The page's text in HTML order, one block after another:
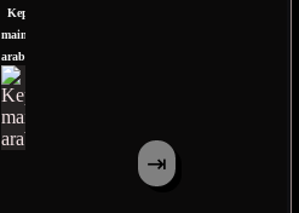
Kepulitkin
mainostaa
arabiaksi
⇥